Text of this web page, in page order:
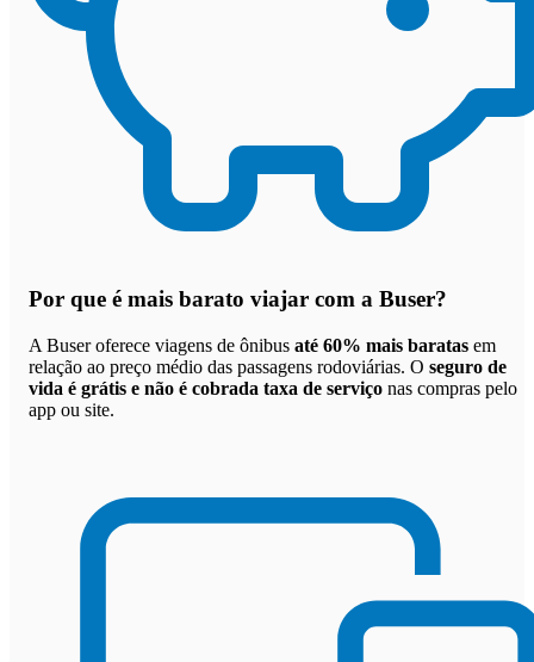
Por que é mais barato viajar com a Buser?
A Buser oferece viagens de ônibus até 60% mais baratas em
relação ao preço médio das passagens rodoviárias. O seguro de
vida é grátis e não é cobrada taxa de serviço nas compras pelo
app ou site.